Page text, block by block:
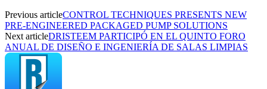
Previous articleCONTROL TECHNIQUES PRESENTS NEW
PRE-ENGINEERED PACKAGED PUMP SOLUTIONS
Next articleDRISTEEM PARTICIPÓ EN EL QUINTO FORO
ANUAL DE DISEÑO E INGENIERÍA DE SALAS LIMPIAS